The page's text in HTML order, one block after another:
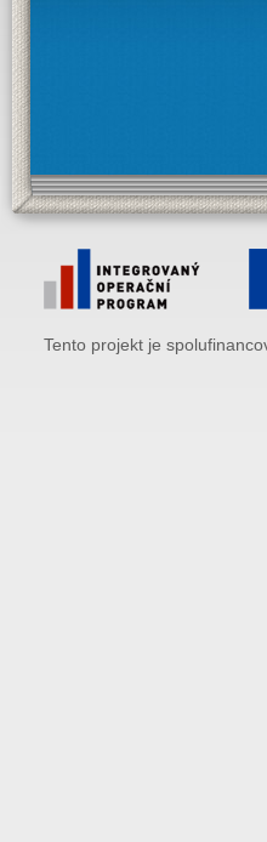
Tento projekt je